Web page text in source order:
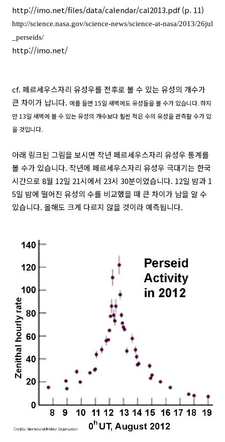
http://imo.net/files/data/calendar/cal2013.pdf(p. 11)
http://science.nasa.gov/science-news/science-at-nasa/2013/26jul
_perseids/
http://imo.net/
cf. 페르세우스자리 유성우를 전후로 볼 수 있는 유성의 개수가
큰 차이가 납니다. 예를 들면 15일 새벽에도 유성들을 볼 수가 있습니다. 하지
만 13일 새벽에 볼 수 있는 유성의 개수보다 훨씬 적은 수의 유성을 관측할 수가 있
을 것입니다.
아래 링크된 그림을 보시면 작년 페르세우스자리 유성우 통계를
볼 수가 있습니다. 작년에 페르세우스자리 유성우 극대기는 한국
시간으로 8월 12일 21시에서 23시 30분이었습니다. 12일 밤과 1
5일 밤에 떨어진 유성의 수를 비교했을 때 큰 차이가 남을 알 수
있습니다. 올해도 크게 다르지 않을 것이라 예측됩니다.